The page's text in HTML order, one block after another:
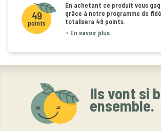
49
points
En achetant ce produit vous
grâce à notre programme de
totalisera 49 points.
+ En savoir plus.
Ils vont si
ensemble.